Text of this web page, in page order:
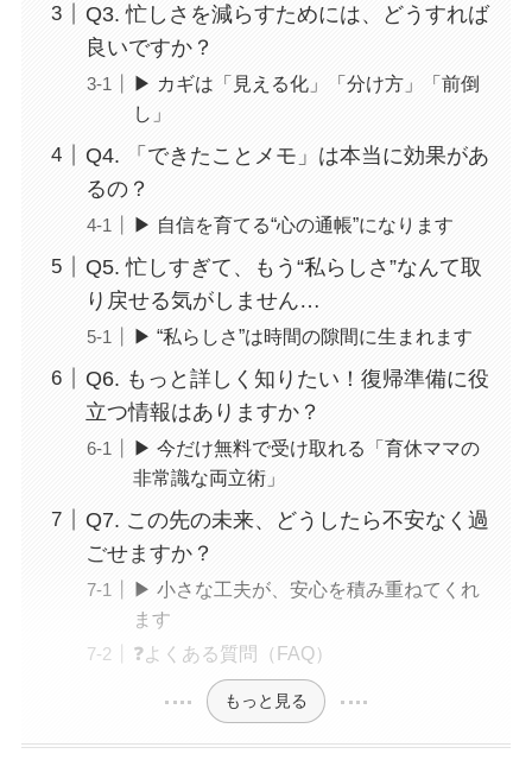
Q3. 忙しさを減らすためには、どうすれば
良いですか？
▶ カギは「見える化」「分け方」「前倒
し」
Q4. 「できたことメモ」は本当に効果があ
るの？
▶ 自信を育てる“心の通帳”になります
Q5. 忙しすぎて、もう“私らしさ”なんて取
り戻せる気がしません…
▶ “私らしさ”は時間の隙間に生まれます
Q6. もっと詳しく知りたい！復帰準備に役
立つ情報はありますか？
▶ 今だけ無料で受け取れる「育休ママの
非常識な両立術」
Q7. この先の未来、どうしたら不安なく過
ごせますか？
▶ 小さな工夫が、安心を積み重ねてくれ
ます
❓よくある質問（FAQ）
もっと見る